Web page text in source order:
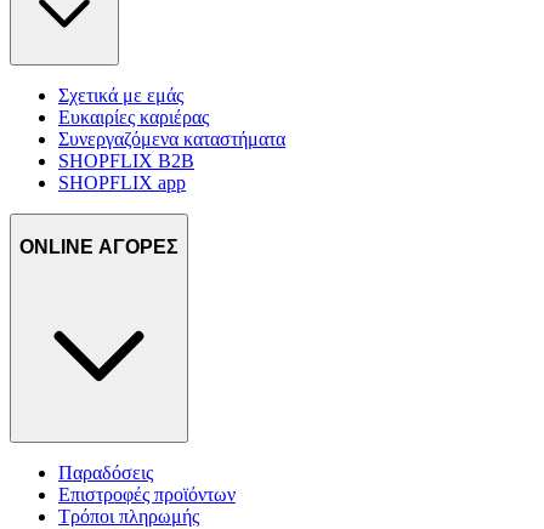
Σχετικά με εμάς
Ευκαιρίες καριέρας
Συνεργαζόμενα καταστήματα
SHOPFLIX B2B
SHOPFLIX app
ONLINE ΑΓΟΡΕΣ
Παραδόσεις
Επιστροφές προϊόντων
Τρόποι πληρωμής